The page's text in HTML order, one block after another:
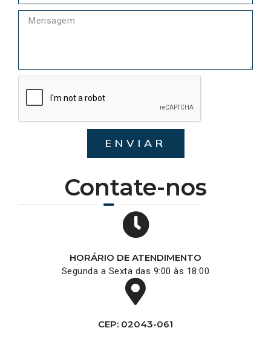
Contate-nos
HORÁRIO DE ATENDIMENTO
Segunda a Sexta das 9:00 às 18:00
CEP: 02043-061
ENVIAR